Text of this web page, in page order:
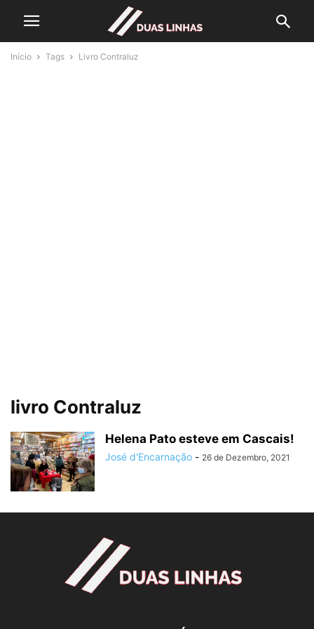
Início Tags Livro Contraluz
livro Contraluz
Helena Pato esteve em Cascais!
José d'Encarnação - 26 de Dezembro, 2021